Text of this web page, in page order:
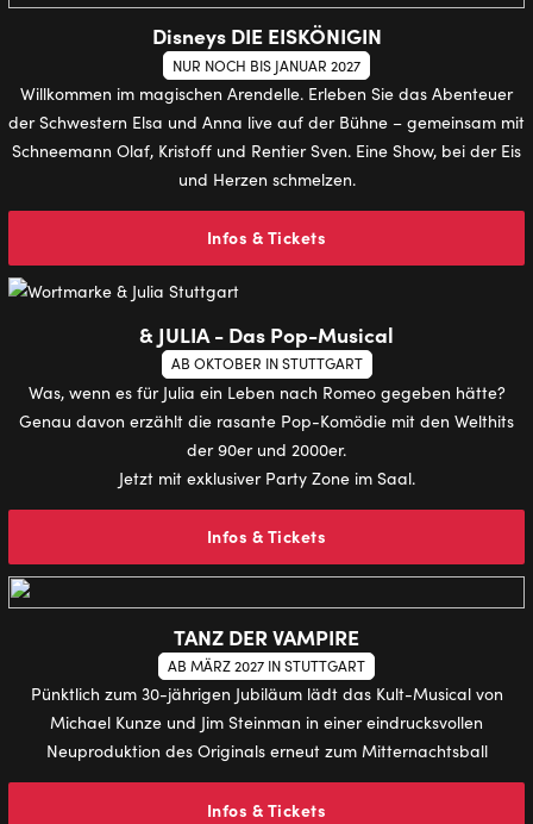
Disneys DIE EISKÖNIGIN
NUR NOCH BIS JANUAR 2027
Willkommen im magischen Arendelle. Erleben Sie das Abenteuer
der Schwestern Elsa und Anna live auf der Bühne – gemeinsam mit
Schneemann Olaf, Kristoff und Rentier Sven. Eine Show, bei der Eis
und Herzen schmelzen.
Infos & Tickets
& JULIA - Das Pop-Musical
AB OKTOBER IN STUTTGART
Was, wenn es für Julia ein Leben nach Romeo gegeben hätte?
Genau davon erzählt die rasante Pop-Komödie mit den Welthits
der 90er und 2000er.
Jetzt mit exklusiver Party Zone im Saal.
Infos & Tickets
TANZ DER VAMPIRE
AB MÄRZ 2027 IN STUTTGART
Pünktlich zum 30-jährigen Jubiläum lädt das Kult-Musical von
Michael Kunze und Jim Steinman in einer eindrucksvollen
Neuproduktion des Originals erneut zum Mitternachtsball
Infos & Tickets